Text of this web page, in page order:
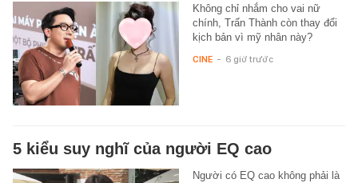
Không chỉ nhắm cho vai nữ
chính, Trấn Thành còn thay đổi
kịch bản vì mỹ nhân này?
CINE - 6 giờ trước
5 kiểu suy nghĩ của người EQ cao
Người có EQ cao không phải là